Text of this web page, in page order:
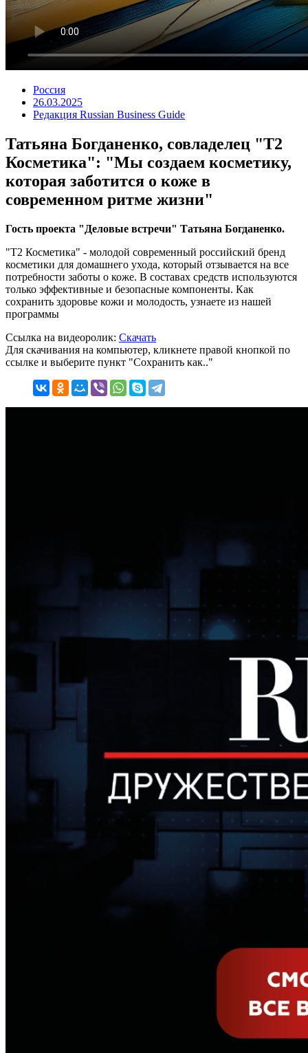
Россия
26.03.2025
Редакция Russian Business Guide
Татьяна Богданенко, совладелец "Т2
Косметика": "Мы создаем косметику,
которая заботится о коже в
современном ритме жизни"
Гость проекта "Деловые встречи" Татьяна Богданенко.
"Т2 Косметика" - молодой современный российский бренд
косметики для домашнего ухода, который отзывается на все
потребности заботы о коже. В составах средств используются
только эффективные и безопасные компоненты. Как
сохранить здоровье кожи и молодость, узнаете из нашей
программы
Ссылка на видеоролик: Скачать
Для скачивания на компьютер, кликнете правой кнопкой по
ссылке и выберите пункт "Сохранить как.."